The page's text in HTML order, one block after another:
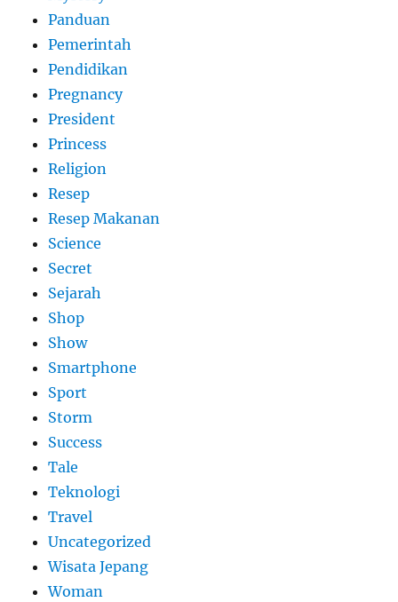
Panduan
Pemerintah
Pendidikan
Pregnancy
President
Princess
Religion
Resep
Resep Makanan
Science
Secret
Sejarah
Shop
Show
Smartphone
Sport
Storm
Success
Tale
Teknologi
Travel
Uncategorized
Wisata Jepang
Woman